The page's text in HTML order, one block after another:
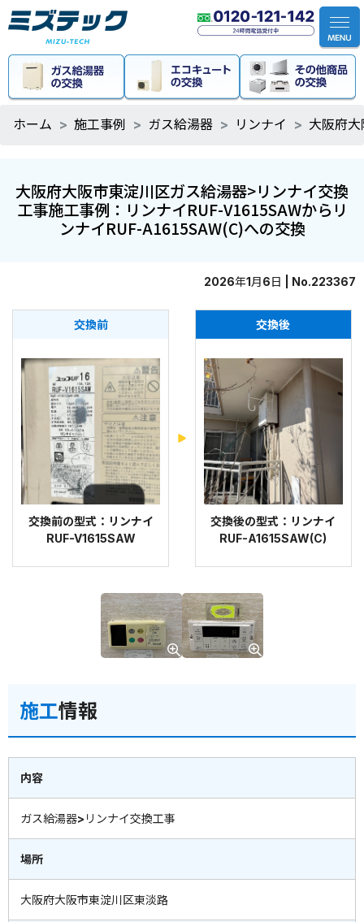
ホーム 施工事例 ガス給湯器 リンナイ 大阪府
大阪府大阪市東淀川区ガス給湯器>リンナイ交換
工事施工事例：リンナイRUF-V1615SAWからリ
ンナイRUF-A1615SAW(C)への交換
2026年1月6日 | No.223367
交換前
交換前の型式：リンナイ
RUF-V1615SAW
交換後
交換後の型式：リンナイ
RUF-A1615SAW(C)
施工情報
内容
ガス給湯器>リンナイ交換工事
場所
大阪府大阪市東淀川区東淡路